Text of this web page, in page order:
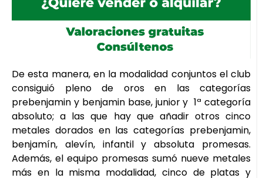
De esta manera, en la modalidad conjuntos el club
consiguió pleno de oros en las categorías
prebenjamin y benjamin base, junior y 1ª categoría
absoluto; a las que hay que añadir otros cinco
metales dorados en las categorías prebenjamin,
benjamín, alevín, infantil y absoluta promesas.
Además, el equipo promesas sumó nueve metales
más en la misma modalidad, cinco de platas y